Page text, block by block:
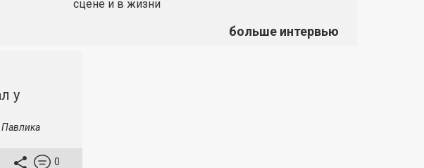
сцене и в жизни
больше интервью
у
Павлика
0